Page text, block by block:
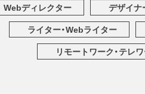
Webディレクター
デザイナ
ライター・Webライター
リモートワーク・テレ